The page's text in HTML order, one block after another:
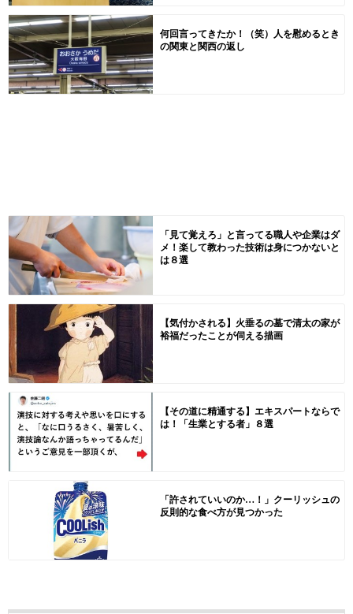
何回言ってきたか！（笑）人を慰めるとき
の関東と関西の返し
「見て覚えろ」と言ってる職人や企業はダ
メ！楽して教わった技術は身につかないと
は８選
【気付かされる】火垂るの墓で清太の家が
裕福だったことが伺える描画
【その道に精通する】エキスパートならで
は！「生業とする者」８選
「許されていいのか…！」クーリッシュの
反則的な食べ方が見つかった